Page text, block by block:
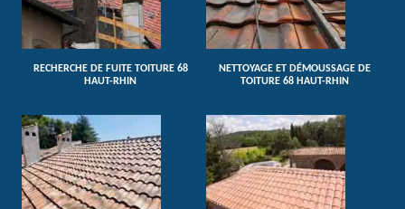
RECHERCHE DE FUITE TOITURE 68
HAUT-RHIN
NETTOYAGE ET DÉMOUSSAGE DE
TOITURE 68 HAUT-RHIN